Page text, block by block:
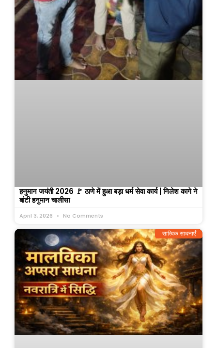
हनुमान जयंती 2026 🚩 ठाणे में हुआ बड़ा धर्म सेवा कार्य | निलेश कागे ने
बांटी हनुमान चालीसा
April 3, 2026 No Comments
सात्विक साधनाएँ